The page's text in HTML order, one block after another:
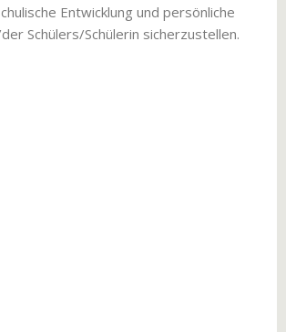
Entwicklung und persönliche
Schülers/Schülerin sicherzustellen.